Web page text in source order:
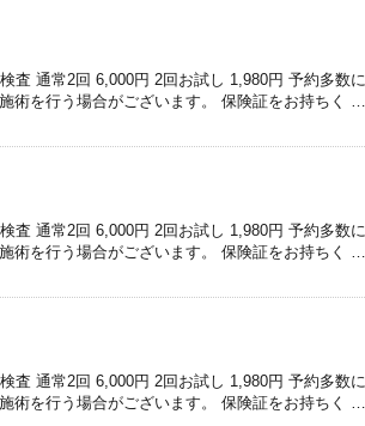
査 通常2回 6,000円 2回お試し 1,980円 予約多数に
術を行う場合がございます。 保険証をお持ちく …
査 通常2回 6,000円 2回お試し 1,980円 予約多数に
術を行う場合がございます。 保険証をお持ちく …
査 通常2回 6,000円 2回お試し 1,980円 予約多数に
術を行う場合がございます。 保険証をお持ちく …